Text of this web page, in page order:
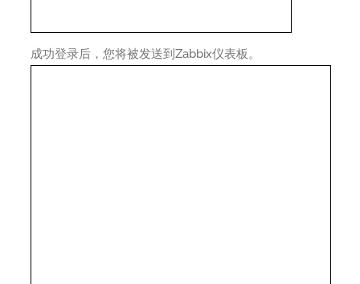
成功登录后，您将被发送到Zabbix仪表板。